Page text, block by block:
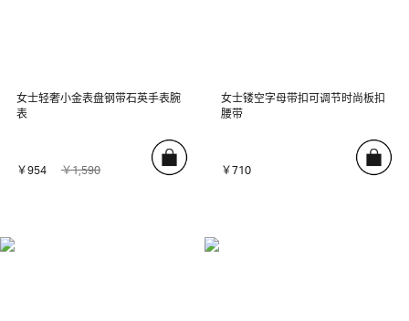
女士轻奢小金表盘钢带石英手表腕
表
￥954 ￥1,590
女士镂空字母带扣可调节时尚板扣
腰带
￥710